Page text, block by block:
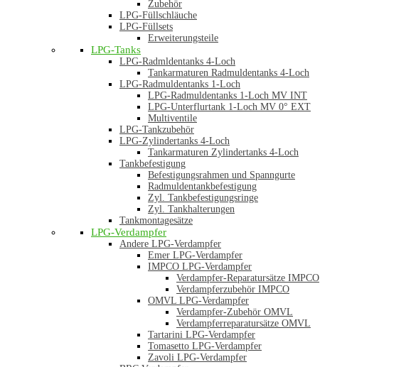
Zubehör
LPG-Füllschläuche
LPG-Füllsets
Erweiterungsteile
LPG-Tanks
LPG-Radmldentanks 4-Loch
Tankarmaturen Radmuldentanks 4-Loch
LPG-Radmuldentanks 1-Loch
LPG-Radmuldentanks 1-Loch MV INT
LPG-Unterflurtank 1-Loch MV 0° EXT
Multiventile
LPG-Tankzubehör
LPG-Zylindertanks 4-Loch
Tankarmaturen Zylindertanks 4-Loch
Tankbefestigung
Befestigungsrahmen und Spanngurte
Radmuldentankbefestigung
Zyl. Tankbefestigungsringe
Zyl. Tankhalterungen
Tankmontagesätze
LPG-Verdampfer
Andere LPG-Verdampfer
Emer LPG-Verdampfer
IMPCO LPG-Verdampfer
Verdampfer-Reparatursätze IMPCO
Verdampferzubehör IMPCO
OMVL LPG-Verdampfer
Verdampfer-Zubehör OMVL
Verdampferreparatursätze OMVL
Tartarini LPG-Verdampfer
Tomasetto LPG-Verdampfer
Zavoli LPG-Verdampfer